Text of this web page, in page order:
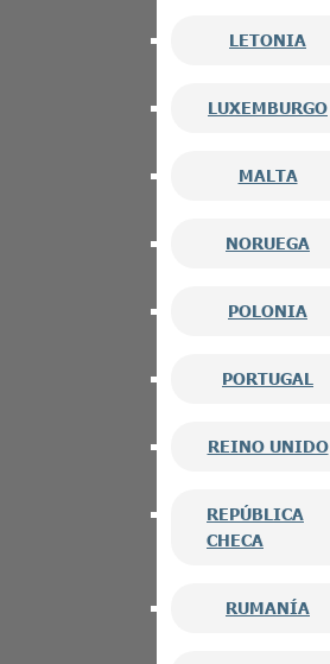
LETONIA
LUXEMBURGO
MALTA
NORUEGA
POLONIA
PORTUGAL
REINO UNIDO
REPÚBLICA
CHECA
RUMANÍA